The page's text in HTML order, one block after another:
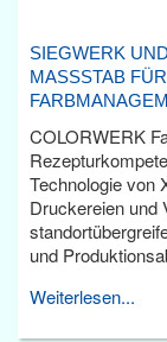
SIEGWERK
MASSSTAB
COLORWERK
Technologie von
Druckereien und
und
Weiterlesen...